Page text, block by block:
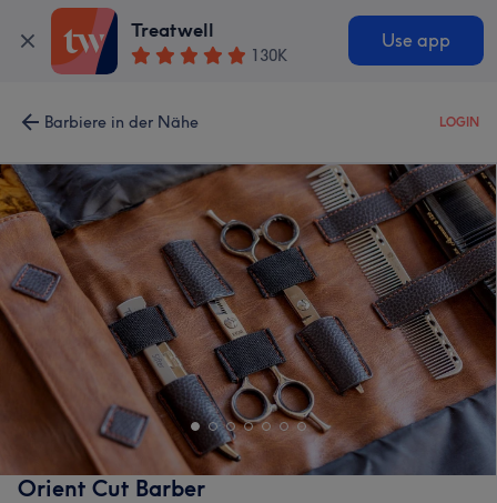
Treatwell
130K
Use app
Barbiere in der Nähe LOGIN
Orient Cut Barber